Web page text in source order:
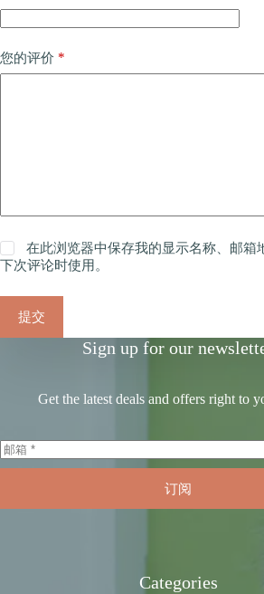
您的评价 *
在此浏览器中保存我的显示名称、邮箱
下次评论时使用。
提交
Sign up for our
Get the latest deals and offers right to
订阅
Categories